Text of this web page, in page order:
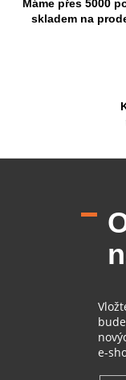
Máme přes 5000
skladem na
e-